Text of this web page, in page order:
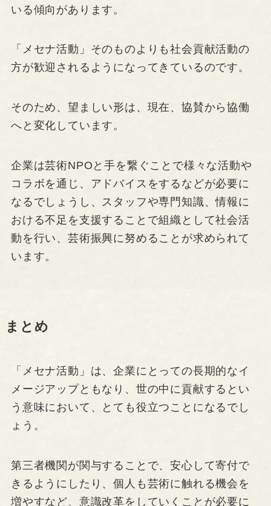
いる傾向があります。
「メセナ活動」そのものよりも社会貢献活動の
方が歓迎されるようになってきているのです。
そのため、望ましい形は、現在、協賛から協働
へと変化しています。
企業は芸術NPOと手を繋ぐことで様々な活動や
コラボを通じ、アドバイスをするなどが必要に
なるでしょうし、スタッフや専門知識、情報に
おける不足を支援することで組織として社会活
動を行い、芸術振興に努めることが求められて
います。
まとめ
「メセナ活動」は、企業にとっての長期的なイ
メージアップともなり、世の中に貢献するとい
う意味において、とても役立つことになるでし
ょう。
第三者機関が関与することで、安心して寄付で
きるようにしたり、個人も芸術に触れる機会を
増やすなど、意識改革をしていくことが必要に